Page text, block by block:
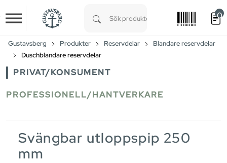
Skip to main content
0
Gustavsberg Produkter Reservdelar
Blandare reservdelar
Duschblandare reservdelar
PRIVAT/KONSUMENT
PROFESSIONELL/HANTVERKARE
Svängbar utloppspip 250
mm